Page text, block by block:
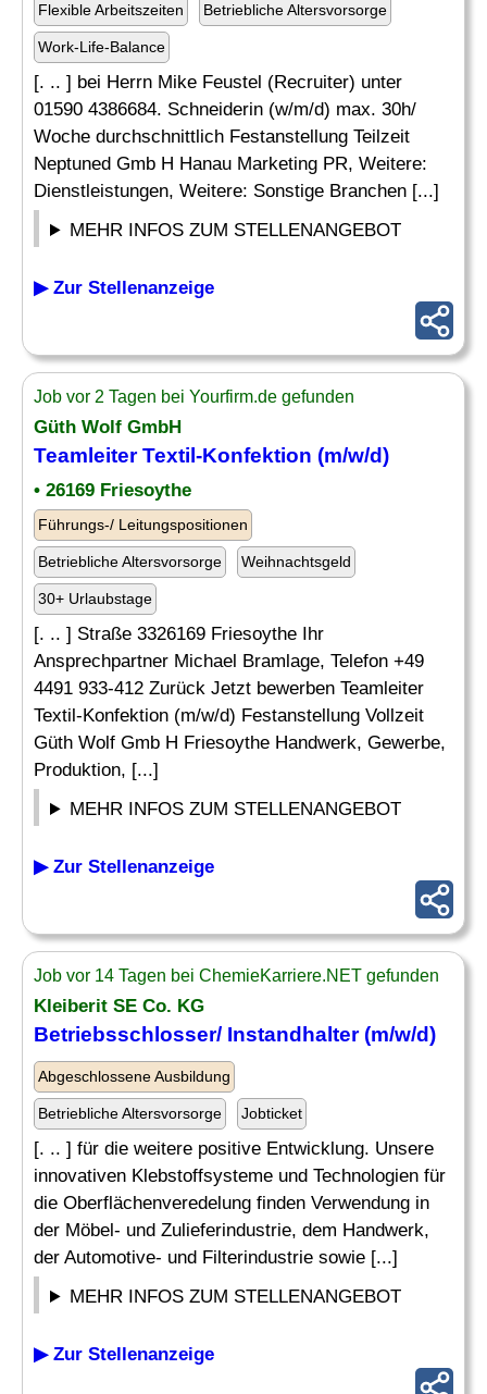
Flexible Arbeitszeiten Betriebliche Altersvorsorge
Work-Life-Balance
[. .. ] bei Herrn Mike Feustel (Recruiter) unter
01590 4386684. Schneiderin (w/m/d) max. 30h/
Woche durchschnittlich Festanstellung Teilzeit
Neptuned Gmb H Hanau Marketing PR, Weitere:
Dienstleistungen, Weitere: Sonstige Branchen [...]
MEHR INFOS ZUM STELLENANGEBOT
▶ Zur Stellenanzeige
Job vor 2 Tagen bei Yourfirm.de gefunden
Güth Wolf GmbH
Teamleiter Textil-Konfektion (m/w/d)
• 26169 Friesoythe
Führungs-/ Leitungspositionen
Betriebliche Altersvorsorge Weihnachtsgeld
30+ Urlaubstage
[. .. ] Straße 3326169 Friesoythe Ihr
Ansprechpartner Michael Bramlage, Telefon +49
4491 933-412 Zurück Jetzt bewerben Teamleiter
Textil-Konfektion (m/w/d) Festanstellung Vollzeit
Güth Wolf Gmb H Friesoythe Handwerk, Gewerbe,
Produktion, [...]
MEHR INFOS ZUM STELLENANGEBOT
▶ Zur Stellenanzeige
Job vor 14 Tagen bei ChemieKarriere.NET gefunden
Kleiberit SE Co. KG
Betriebsschlosser/ Instandhalter (m/w/d)
Abgeschlossene Ausbildung
Betriebliche Altersvorsorge Jobticket
[. .. ] für die weitere positive Entwicklung. Unsere
innovativen Klebstoffsysteme und Technologien für
die Oberflächenveredelung finden Verwendung in
der Möbel- und Zulieferindustrie, dem Handwerk,
der Automotive- und Filterindustrie sowie [...]
MEHR INFOS ZUM STELLENANGEBOT
▶ Zur Stellenanzeige